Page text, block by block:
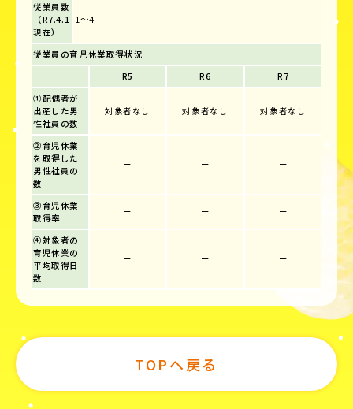
従業員数
（R7.4.1
現在）
1～4
従業員の育児休業取得状況
R5
R6
R7
①配偶者が
出産した男
性社員の数
対象者なし 対象者なし 対象者なし
②育児休業
を取得した
男性社員の
数
ー ー ー
③育児休業
取得率
ー ー ー
④対象者の
育児休業の
平均取得日
数
ー ー ー
TOPへ戻る